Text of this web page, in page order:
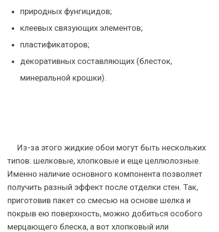
природных фунгицидов;
клеевых связующих элементов;
пластификаторов;
декоративных составляющих (блесток,
минеральной крошки).
Из-за этого жидкие обои могут быть нескольких
типов: шелковые, хлопковые и еще целлюлозные.
Именно наличие основного компонента позволяет
получить разный эффект после отделки стен. Так,
приготовив пакет со смесью на основе шелка и
покрыв ею поверхность, можно добиться особого
мерцающего блеска, а вот хлопковый или